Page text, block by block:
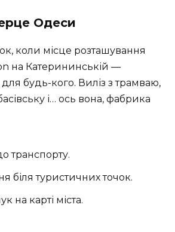
Одеси
коли місце розташування
на Катерининській —
будь-кого. Виліз з трамваю,
і… ось вона, фабрика
транспорту.
біля туристичних точок.
на карті міста.